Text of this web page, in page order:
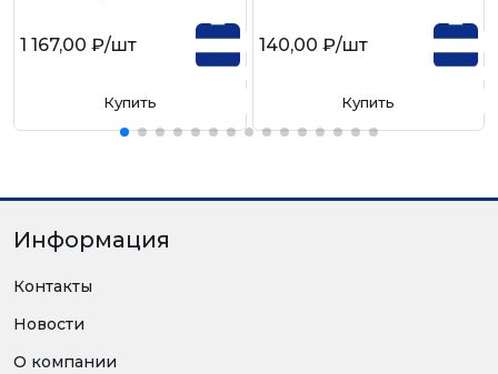
1 167,00 ₽/шт
Купить
140,00 ₽/шт
Купить
Информация
Контакты
Новости
О компании